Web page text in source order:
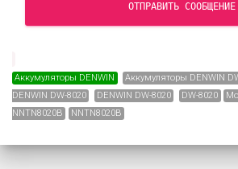
ОТПРАВИТЬ СООБЩЕНИЕ
Аккумуляторы DENWIN Аккумуляторы DENWIN
DENWIN DW-8020
DENWIN DW-8020 DW-8020
NNTN8020B
NNTN8020B